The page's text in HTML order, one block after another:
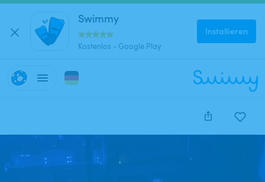
Swimmy
Kostenlos - Google Play
Installieren